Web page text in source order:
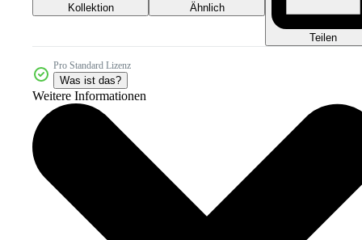
Kollektion Ähnlich
Teilen
Pro Standard Lizenz
Was ist das?
Weitere Informationen